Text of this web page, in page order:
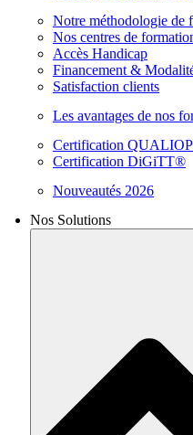
Notre méthodologie de
Nos centres de
Accès Handicap
Financement &
Satisfaction clients
Les avantages de nos
Certification
Certification DiGiTT®
Nouveautés 2026
Nos Solutions